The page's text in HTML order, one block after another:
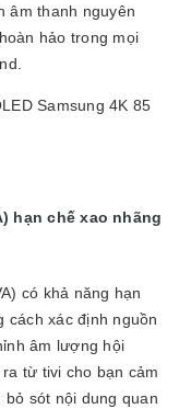
âm thanh nguyên
hảo trong mọi
hạn chế xao nhãng
có khả năng hạn
cách xác định nguồn
âm lượng hội
từ tivi cho bạn cảm
sót nội dung quan